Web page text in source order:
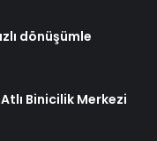
dönüşümle
Binicilik Merkezi